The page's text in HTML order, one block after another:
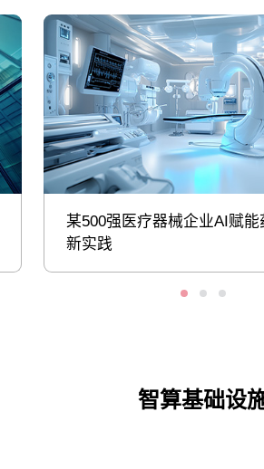
某500强医疗器械企业AI赋能
新实践
智算基础设